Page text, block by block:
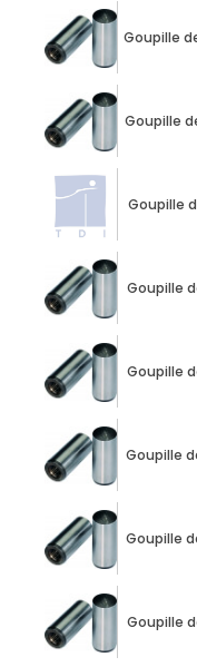
Goupille
Goupille
Goupille
Goupille
Goupille
Goupille
Goupille
Goupille